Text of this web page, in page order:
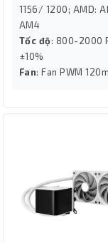
1156/ 1200; AMD:
AM4
Tốc độ: 800-2000
±10%
Fan: Fan PWM